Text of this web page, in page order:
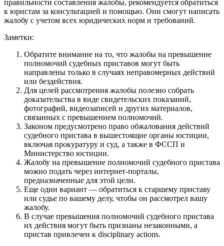
правильности составления жалобы, рекомендуется обратиться
к юристам за консультацией и помощью. Они смогут написать
жалобу с учетом всех юридических норм и требований.
Заметки:
Обратите внимание на то, что жалобы на превышение
полномочий судебных приставов могут быть
направлены только в случаях неправомерных действий
или бездействия.
Для целей рассмотрения жалобы полезно собрать
доказательства в виде свидетельских показаний,
фотографий, видеозаписей и других материалов,
связанных с превышением полномочий.
Законом предусмотрено право обжалования действий
судебного пристава в вышестоящие органы юстиции,
включая прокуратуру и суд, а также в ФССП и
Министерство юстиции.
Жалобу на превышение полномочий судебного пристава
можно подать через интернет-порталы,
предназначенные для этой цели.
Еще один вариант — обратиться к старшему приставу
или судье по вашему делу, чтобы он рассмотрел вашу
жалобу.
В случае превышения полномочий судебного пристава
их действия могут быть признаны незаконными, а
пристав привлечен к disciplinary actions.